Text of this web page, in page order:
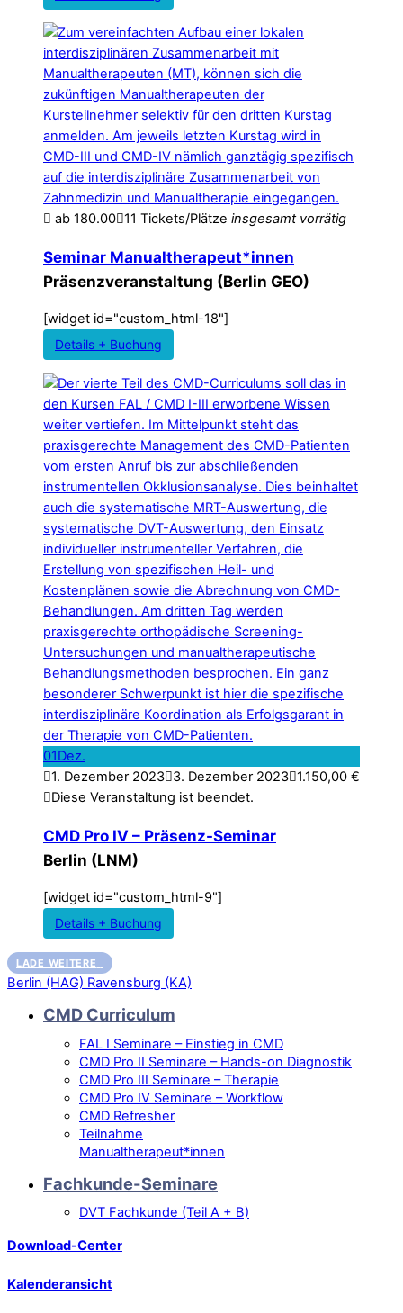
ab 180.00 11 Tickets/Plätze insgesamt vorrätig
Seminar Manualtherapeut*innen
Präsenzveranstaltung (Berlin GEO)
[widget id="custom_html-18"]
Details + Buchung
01Dez.
1. Dezember 2023 3. Dezember 2023 1.150,00 €
Diese Veranstaltung ist beendet.
CMD Pro IV – Präsenz-Seminar
Berlin (LNM)
[widget id="custom_html-9"]
Details + Buchung
LADE WEITERE
Berlin (HAG) Ravensburg (KA)
CMD Curriculum
FAL I Seminare – Einstieg in CMD
CMD Pro II Seminare – Hands-on Diagnostik
CMD Pro III Seminare – Therapie
CMD Pro IV Seminare – Workflow
CMD Refresher
Teilnahme
Manualtherapeut*innen
Fachkunde-Seminare
DVT Fachkunde (Teil A + B)
Download-Center
Kalenderansicht